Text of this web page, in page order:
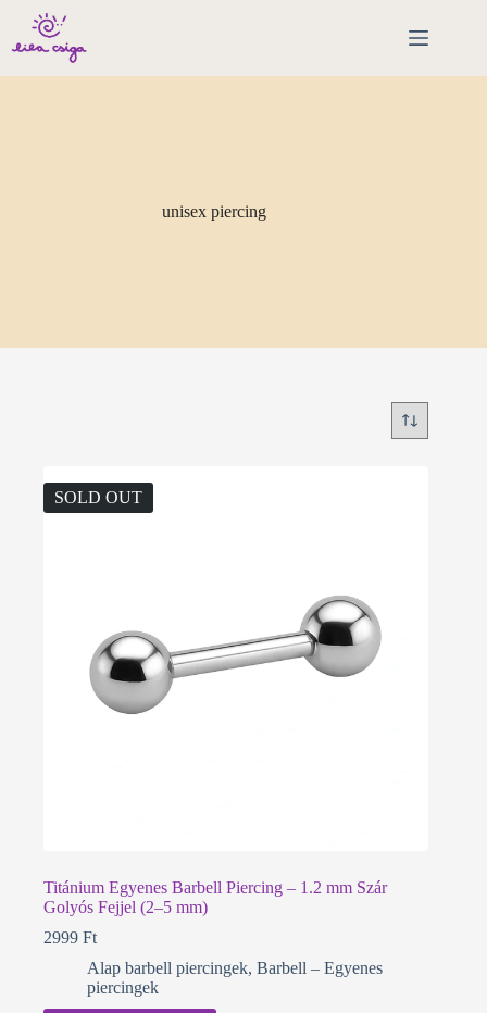
content
unisex piercing
SOLD OUT
Titánium Egyenes Barbell Piercing – 1.2 mm Szár
Golyós Fejjel (2–5 mm)
2999 Ft
Alap barbell piercingek, Barbell – Egyenes
piercingek